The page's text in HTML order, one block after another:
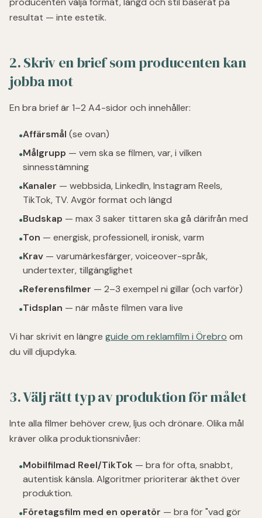
resultat — inte estetik.
2. Skriv en brief som producenten kan
jobba mot
En bra brief är 1–2 A4-sidor och innehåller:
●Affärsmål (se ovan)
●Målgrupp — vem ska se filmen, var, i vilken
sinnesstämning
●Kanaler — webbsida, LinkedIn, Instagram Reels,
TikTok, TV. Avgör format och längd
●Budskap — max 3 saker tittaren ska gå därifrån med
●Ton — energisk, professionell, ironisk, varm
●Krav — varumärkesfärger, voiceover-språk,
undertexter, tillgänglighet
●Referensfilmer — 2–3 exempel ni gillar (och varför)
●Tidsplan — när måste filmen vara live
Vi har skrivit en längre guide om reklamfilm i Örebro om
du vill djupdyka.
3. Välj rätt typ av produktion för målet
Inte alla filmer behöver crew, ljus och drönare. Olika mål
kräver olika produktionsnivåer:
●Mobilfilmad Reel/TikTok — bra för ofta, snabbt,
autentisk känsla. Algoritmer prioriterar äkthet över
produktion.
●Företagsfilm med en operatör — bra för "vad gör